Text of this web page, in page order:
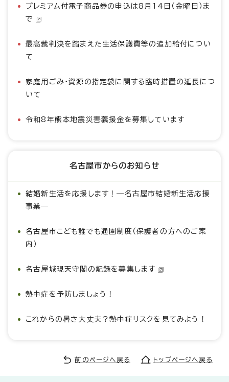
プレミアム付電子商品券の申込は8月14日（金曜日）ま
で
最高裁判決を踏まえた生活保護費等の追加給付につい
て
家庭用ごみ・資源の指定袋に関する臨時措置の延長につ
いて
令和8年熊本地震災害義援金を募集しています
名古屋市からのお知らせ
結婚新生活を応援します！―名古屋市結婚新生活応援
事業―
名古屋市こども誰でも通園制度（保護者の方へのご案
内）
名古屋城現天守閣の記録を募集します
熱中症を予防しましょう！
これからの暑さ大丈夫？熱中症リスクを見てみよう！
前のページへ戻る トップページへ戻る